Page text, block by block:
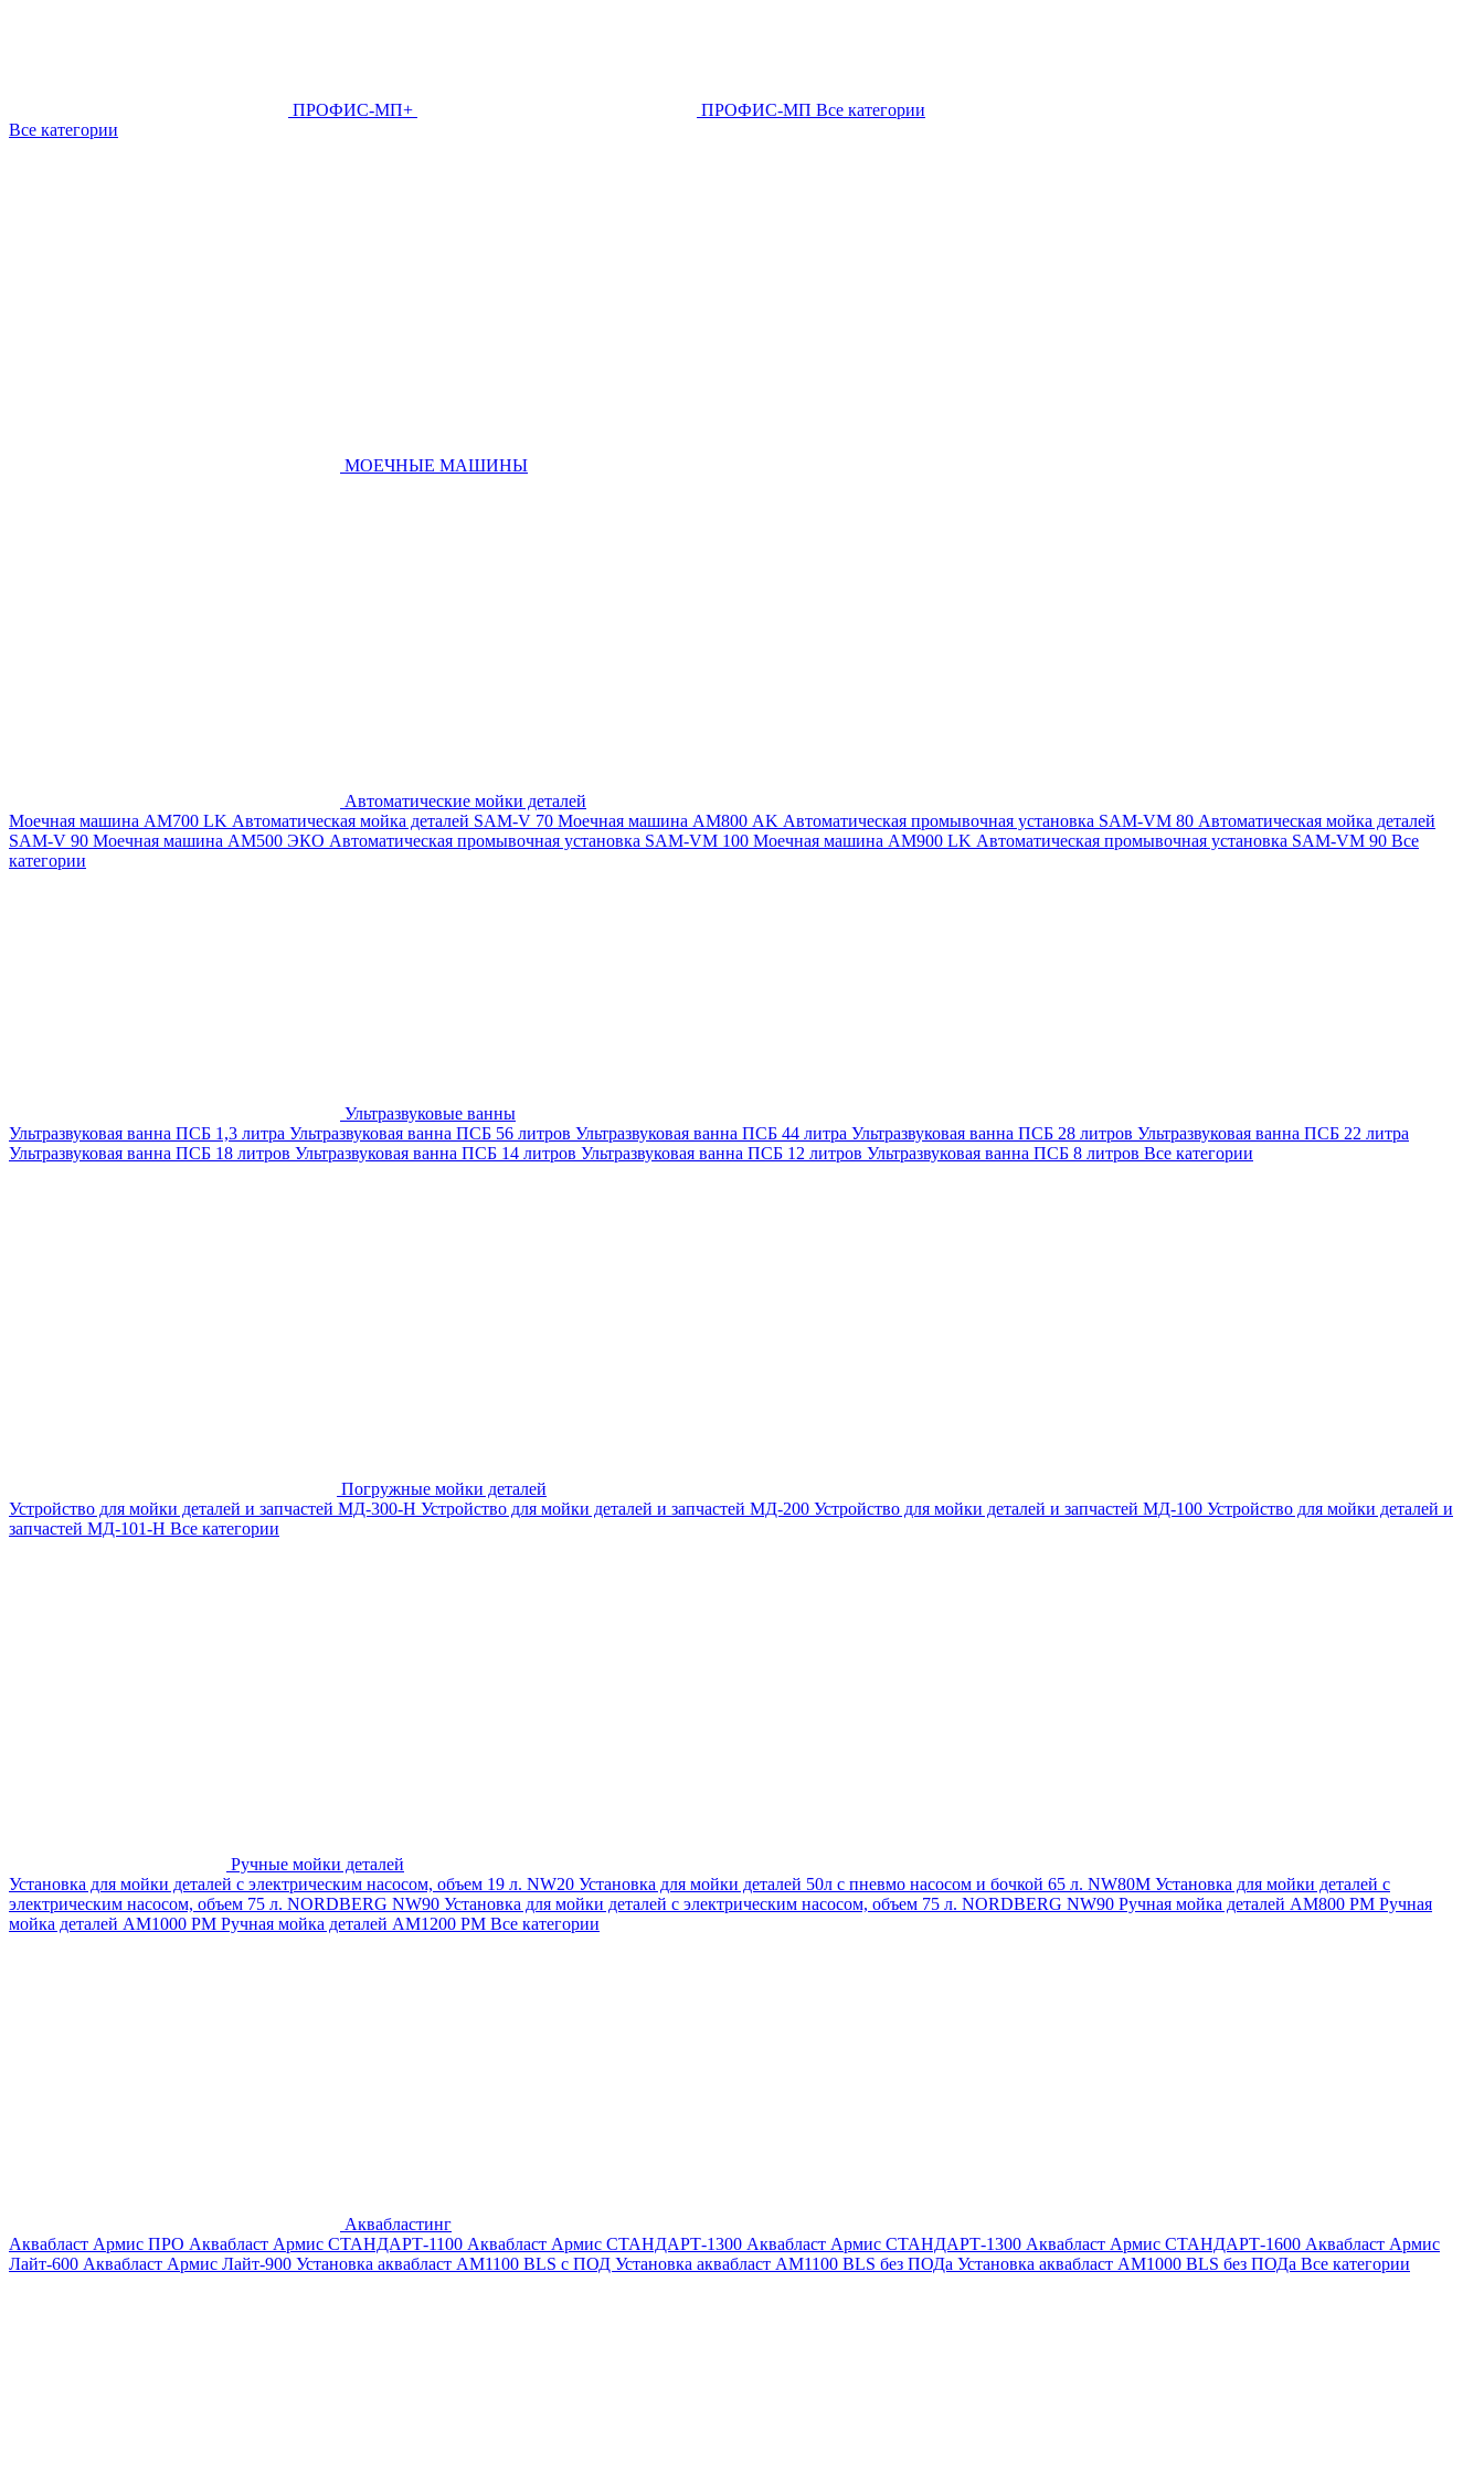
ПРОФИС-МП+ ПРОФИС-МП Все категории
Все категории
МОЕЧНЫЕ МАШИНЫ
Автоматические мойки деталей
Моечная машина AM700 LK Автоматическая мойка деталей SAM-V 70 Моечная машина АМ800 AK Автоматическая промывочная установка SAM-VM 80 Автоматическая мойка деталей
SAM-V 90 Моечная машина АМ500 ЭКО Автоматическая промывочная установка SAM-VM 100 Моечная машина AM900 LK Автоматическая промывочная установка SAM-VM 90 Все
категории
Ультразвуковые ванны
Ультразвуковая ванна ПСБ 1,3 литра Ультразвуковая ванна ПСБ 56 литров Ультразвуковая ванна ПСБ 44 литра Ультразвуковая ванна ПСБ 28 литров Ультразвуковая ванна ПСБ 22 литра
Ультразвуковая ванна ПСБ 18 литров Ультразвуковая ванна ПСБ 14 литров Ультразвуковая ванна ПСБ 12 литров Ультразвуковая ванна ПСБ 8 литров Все категории
Погружные мойки деталей
Устройство для мойки деталей и запчастей МД-300-H Устройство для мойки деталей и запчастей МД-200 Устройство для мойки деталей и запчастей МД-100 Устройство для мойки деталей и
запчастей МД-101-Н Все категории
Ручные мойки деталей
Установка для мойки деталей с электрическим насосом, объем 19 л. NW20 Установка для мойки деталей 50л с пневмо насосом и бочкой 65 л. NW80M Установка для мойки деталей с
электрическим насосом, объем 75 л. NORDBERG NW90 Установка для мойки деталей с электрическим насосом, объем 75 л. NORDBERG NW90 Ручная мойка деталей АМ800 РМ Ручная
мойка деталей АМ1000 РМ Ручная мойка деталей АМ1200 РМ Все категории
Аквабластинг
Аквабласт Армис ПРО Аквабласт Армис СТАНДАРТ-1100 Аквабласт Армис СТАНДАРТ-1300 Аквабласт Армис СТАНДАРТ-1300 Аквабласт Армис СТАНДАРТ-1600 Аквабласт Армис
Лайт-600 Аквабласт Армис Лайт-900 Установка аквабласт AM1100 BLS с ПОД Установка аквабласт AM1100 BLS без ПОДа Установка аквабласт AM1000 BLS без ПОДа Все категории